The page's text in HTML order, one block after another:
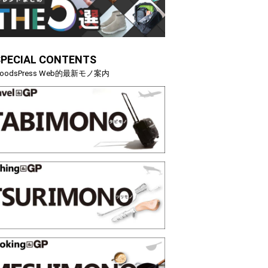
CONTENTS
Web的最新モノ案内